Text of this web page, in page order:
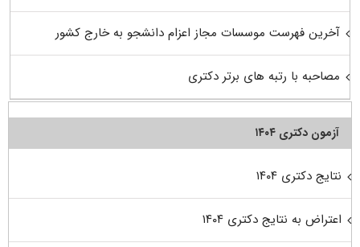
آخرین فهرست موسسات مجاز اعزام دانشجو به خارج کشور
مصاحبه با رتبه های برتر دکتری
آزمون دکتری ۱۴۰۴
نتایج دکتری ۱۴۰۴
اعتراض به نتایج دکتری ۱۴۰۴